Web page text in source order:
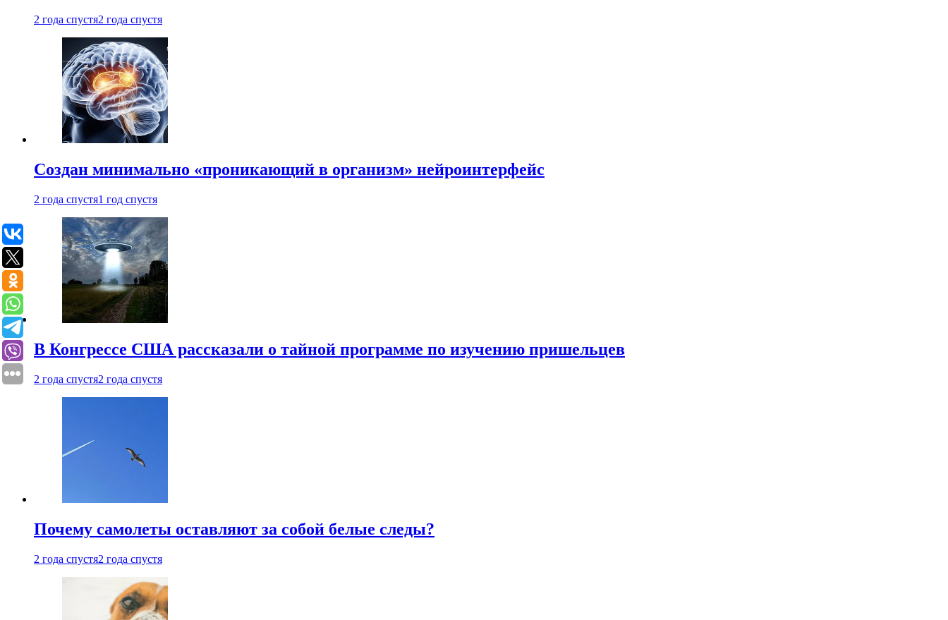
2 года спустя2 года спустя
Создан минимально «проникающий в организм» нейроинтерфейс
2 года спустя1 год спустя
В Конгрессе США рассказали о тайной программе по изучению пришельцев
2 года спустя2 года спустя
Почему самолеты оставляют за собой белые следы?
2 года спустя2 года спустя